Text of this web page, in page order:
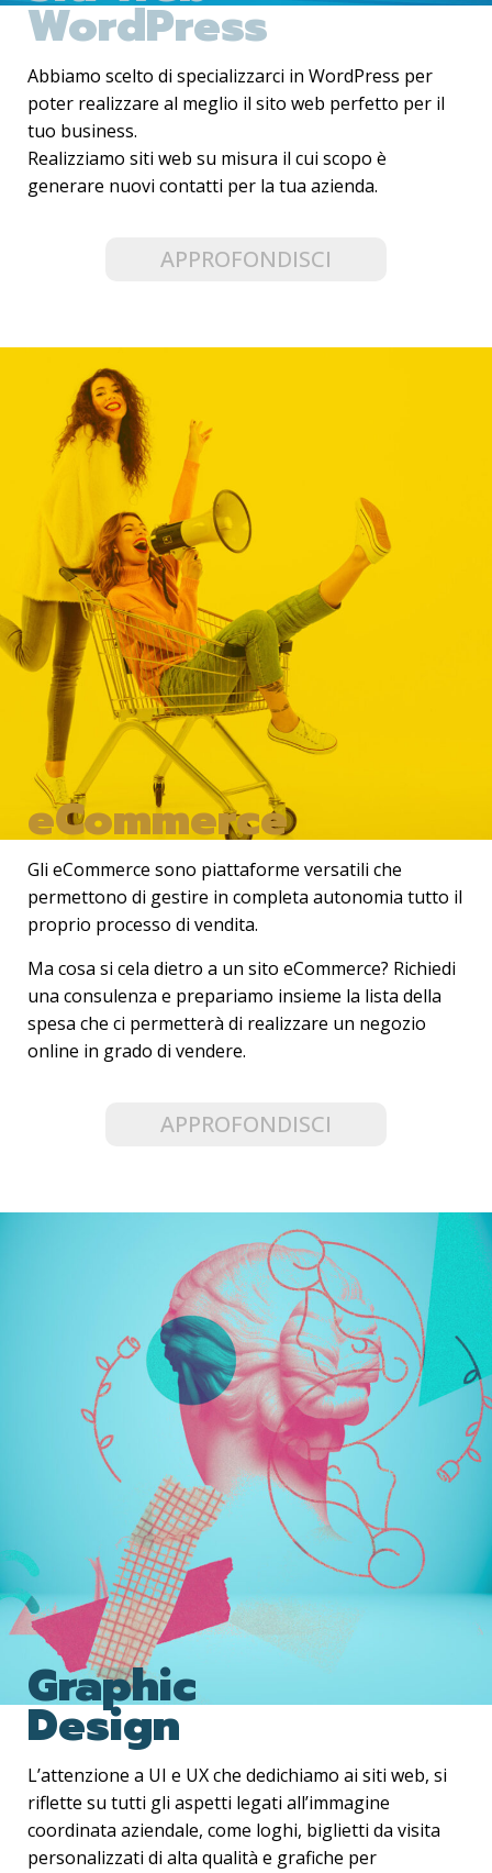
WordPress
Abbiamo scelto di specializzarci in WordPress per
poter realizzare al meglio il sito web perfetto per il
tuo business.
Realizziamo siti web su misura il cui scopo è
generare nuovi contatti per la tua azienda.
APPROFONDISCI
eCommerce
Gli eCommerce sono piattaforme versatili che
permettono di gestire in completa autonomia tutto il
proprio processo di vendita.
Ma cosa si cela dietro a un sito eCommerce? Richiedi
una consulenza e prepariamo insieme la lista della
spesa che ci permetterà di realizzare un negozio
online in grado di vendere.
APPROFONDISCI
Graphic
Design
L’attenzione a UI e UX che dedichiamo ai siti web, si
riflette su tutti gli aspetti legati all’immagine
coordinata aziendale, come loghi, biglietti da visita
personalizzati di alta qualità e grafiche per